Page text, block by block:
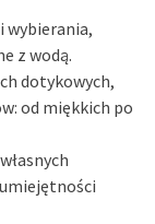
wybierania,
z wodą.
dotykowych,
od miękkich po